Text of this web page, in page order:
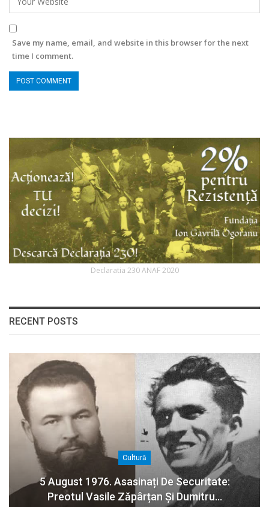
Save my name, email, and website in this browser for the next
time I comment.
Declaratia 230 ANAF 2020
RECENT POSTS
Cultură
5 August 1976. Asasinați De Securitate:
Preotul Vasile Zăpârțan Și Dumitru…